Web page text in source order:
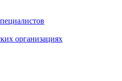
организациях